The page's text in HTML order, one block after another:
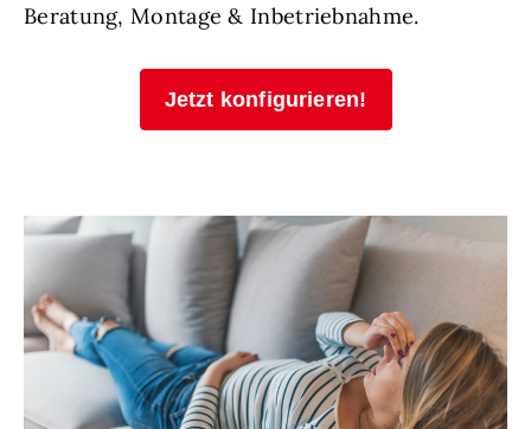
Beratung, Montage & Inbetriebnahme.
Jetzt konfigurieren!